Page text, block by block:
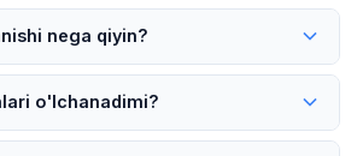
bo'yicha javob sektor, shahar,
tizimiga bog'liq. Eng to'g'ri yo'l avval
va o'lchanadigan test bilan
nega qiyin?
bo'yicha javob sektor, shahar,
tizimiga bog'liq. Eng to'g'ri yo'l avval
va o'lchanadigan test bilan
o'lchanadimi?
bo'yicha javob sektor, shahar,